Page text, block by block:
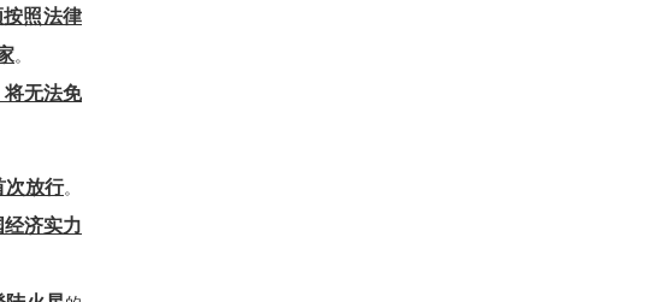
照法律
。
无法免
次放行。
济实力